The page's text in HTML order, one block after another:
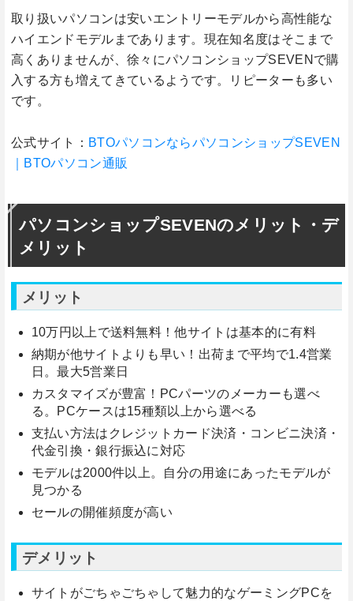
取り扱いパソコンは安いエントリーモデルから高性能な
ハイエンドモデルまであります。現在知名度はそこまで
高くありませんが、徐々にパソコンショップSEVENで購
入する方も増えてきているようです。リピーターも多い
です。
公式サイト： BTOパソコンならパソコンショップSEVEN
｜BTOパソコン通販
パソコンショップSEVENのメリット・デ
メリット
メリット
10万円以上で送料無料！他サイトは基本的に有料
納期が他サイトよりも早い！出荷まで平均で1.4営業
日。最大5営業日
カスタマイズが豊富！PCパーツのメーカーも選べ
る。PCケースは15種類以上から選べる
支払い方法はクレジットカード決済・コンビニ決済・
代金引換・銀行振込に対応
モデルは2000件以上。自分の用途にあったモデルが
見つかる
セールの開催頻度が高い
デメリット
サイトがごちゃごちゃして魅力的なゲーミングPCを